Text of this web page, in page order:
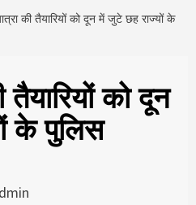
की तैयारियों को दून में जुटे छह राज्यों के
को दून
के पुलिस